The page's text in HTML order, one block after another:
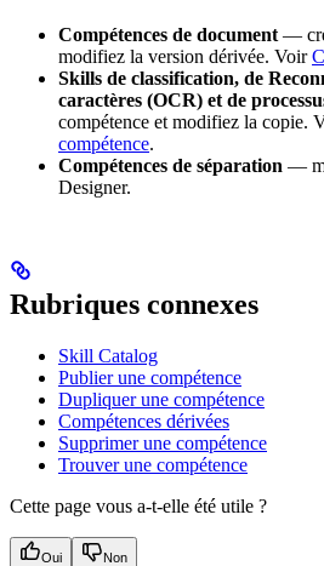
Compétences de document —
modifiez la version dérivée. Voir
Skills de classification, de
caractères (OCR) et de
compétence et modifiez la copie.
compétence.
Compétences de séparation —
Designer.
Rubriques connexes
Skill Catalog
Publier une compétence
Dupliquer une compétence
Compétences dérivées
Supprimer une compétence
Trouver une compétence
Cette page vous a-t-elle été utile ?
Oui Non